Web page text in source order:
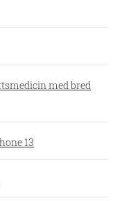
med bred
13